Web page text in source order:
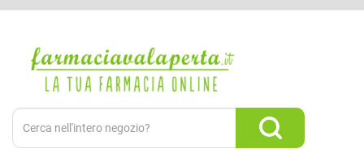
principale
Valaperta
Cerca
Prodotto
Cerca Prodotto